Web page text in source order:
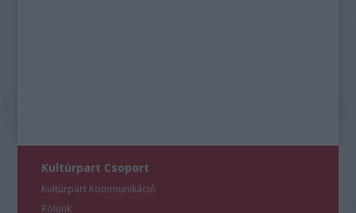
Kultúrpart Csoport
Kultúrpart Kommunikáció
Rólunk